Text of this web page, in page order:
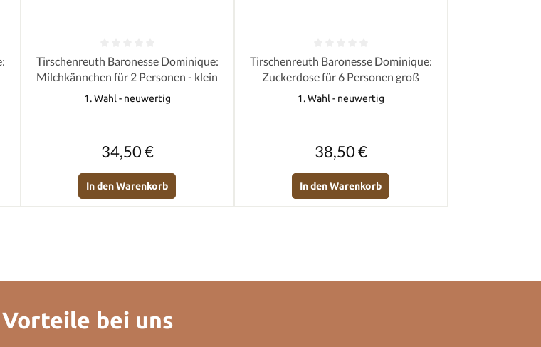
von 5 Sternen
Durchschnittliche Bewertung von 0 von 5 Sternen
Tirschenreuth Baronesse Dominique:
Milchkännchen für 2 Personen - klein
1. Wahl - neuwertig
34,50 €
In den Warenkorb
Durchschnittliche Bewertung von 0 von 5 Sternen
Tirschenreuth Baronesse Dominique:
Zuckerdose für 6 Personen groß
1. Wahl - neuwertig
38,50 €
In den Warenkorb
bei uns